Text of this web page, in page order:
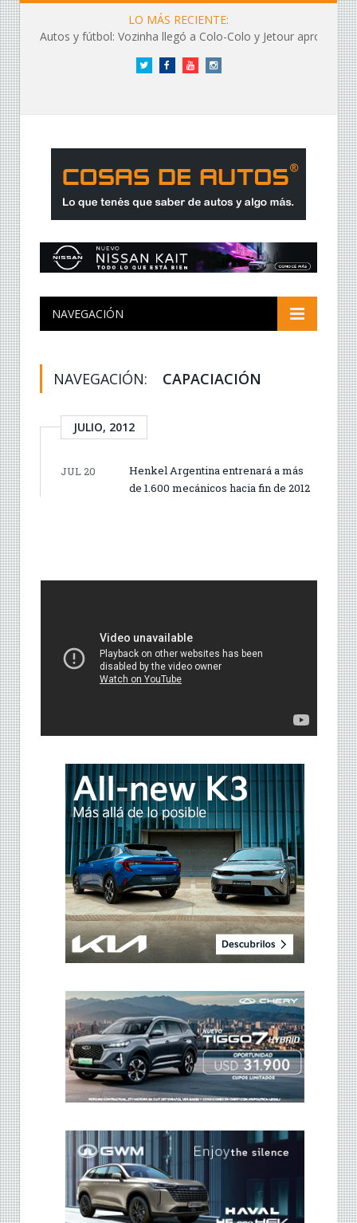
LO MÁS RECIENTE:
Autos y fútbol: Vozinha llegó a Colo-Colo y Jetour aprovechó los flashes
Twitter FacebookYouTubeInstagram
NAVEGACIÓN
NAVEGACIÓN: CAPACIACIÓN
JULIO, 2012
JUL 20
Henkel Argentina entrenará a más
de 1.600 mecánicos hacia fin de 2012